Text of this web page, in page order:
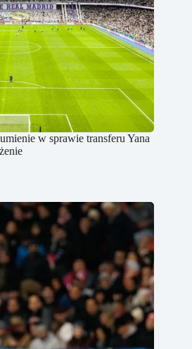
w sprawie transferu Yana